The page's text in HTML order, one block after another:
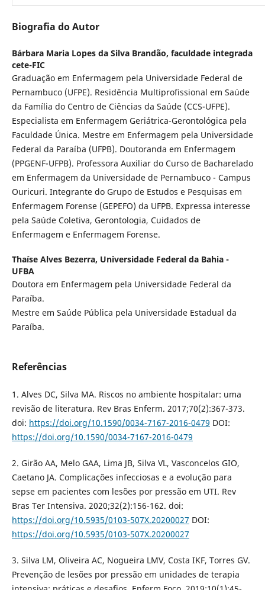
Biografia do Autor
Bárbara Maria Lopes da Silva Brandão, faculdade integrada
cete-FIC
Graduação em Enfermagem pela Universidade Federal de
Pernambuco (UFPE). Residência Multiprofissional em Saúde
da Família do Centro de Ciências da Saúde (CCS-UFPE).
Especialista em Enfermagem Geriátrica-Gerontológica pela
Faculdade Única. Mestre em Enfermagem pela Universidade
Federal da Paraíba (UFPB). Doutoranda em Enfermagem
(PPGENF-UFPB). Professora Auxiliar do Curso de Bacharelado
em Enfermagem da Universidade de Pernambuco - Campus
Ouricuri. Integrante do Grupo de Estudos e Pesquisas em
Enfermagem Forense (GEPEFO) da UFPB. Expressa interesse
pela Saúde Coletiva, Gerontologia, Cuidados de
Enfermagem e Enfermagem Forense.
Thaíse Alves Bezerra, Universidade Federal da Bahia -
UFBA
Doutora em Enfermagem pela Universidade Federal da
Paraíba.
Mestre em Saúde Pública pela Universidade Estadual da
Paraíba.
Referências
1. Alves DC, Silva MA. Riscos no ambiente hospitalar: uma
revisão de literatura. Rev Bras Enferm. 2017;70(2):367-373.
doi: https://doi.org/10.1590/0034-7167-2016-0479 DOI:
https://doi.org/10.1590/0034-7167-2016-0479
2. Girão AA, Melo GAA, Lima JB, Silva VL, Vasconcelos GIO,
Caetano JA. Complicações infecciosas e a evolução para
sepse em pacientes com lesões por pressão em UTI. Rev
Bras Ter Intensiva. 2020;32(2):156-162. doi:
https://doi.org/10.5935/0103-507X.20200027 DOI:
https://doi.org/10.5935/0103-507X.20200027
3. Silva LM, Oliveira AC, Nogueira LMV, Costa IKF, Torres GV.
Prevenção de lesões por pressão em unidades de terapia